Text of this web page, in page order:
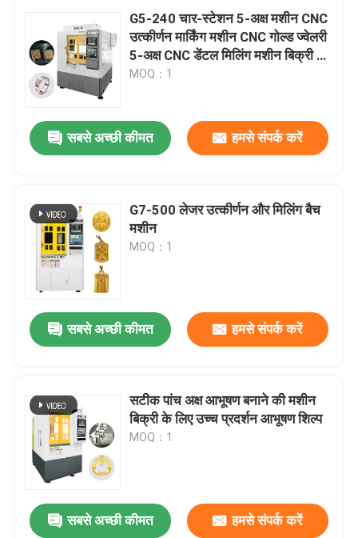
घर
उत्पादों
वीआर शो
G5-240 चार-स्टेशन 5-अक्ष मशीन CNC
उत्कीर्णन मार्किंग मशीन CNC गोल्ड ज्वेलरी
5-अक्ष CNC डेंटल मिलिंग मशीन बिक्री के
लिए
MOQ：1
सबसे अच्छी कीमत हमसे संपर्क करें
G7-500 लेजर उत्कीर्णन और मिलिंग बैच
मशीन
MOQ：1
सबसे अच्छी कीमत हमसे संपर्क करें
सटीक पांच अक्ष आभूषण बनाने की मशीन
बिक्री के लिए उच्च प्रदर्शन आभूषण शिल्प
MOQ：1
सबसे अच्छी कीमत हमसे संपर्क करें सीई 9 अक्ष सीएनसी मशीन सोने के गहने विनिर्माण मशीनों के लिए